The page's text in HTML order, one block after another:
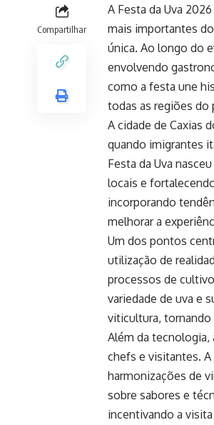
Compartilhar
A Festa da Uva
mais importantes
única. Ao longo do
envolvendo
como a festa une
todas as regiões do
A cidade de Caxias
quando imigrantes
Festa da Uva
locais e
incorporando
melhorar a
Um dos pontos
utilização de
processos de
variedade de uva e
viticultura, tornando
Além da tecnologia,
chefs e visitantes.
harmonizações de
sobre sabores e
incentivando a